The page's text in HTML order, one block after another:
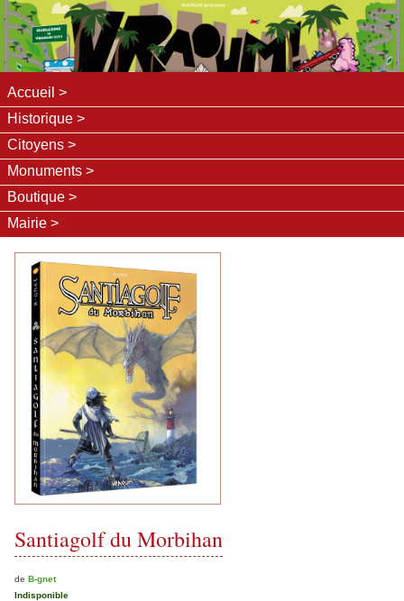
Accueil
Historique
Citoyens
Monuments
Boutique
Mairie
Santiagolf du Morbihan
de B-gnet
Indisponible